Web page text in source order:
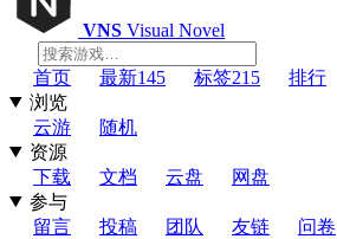
VNS Visual Novel
首页 最新145 标签215 排行
浏览
云游
随机
资源
下载
文档 云盘
网盘
参与
留言
投稿 团队 友链
问卷